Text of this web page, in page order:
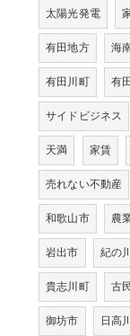
太陽光発電
有田地方
海
有田川町
有
サイドビジネス
天満
家賃
売れない不動産
和歌山市
農
岩出市
紀の
貴志川町
古
御坊市
日高